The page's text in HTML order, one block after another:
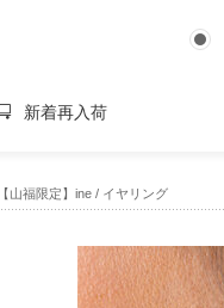
新着再入荷
山福限定】ine / イヤリング